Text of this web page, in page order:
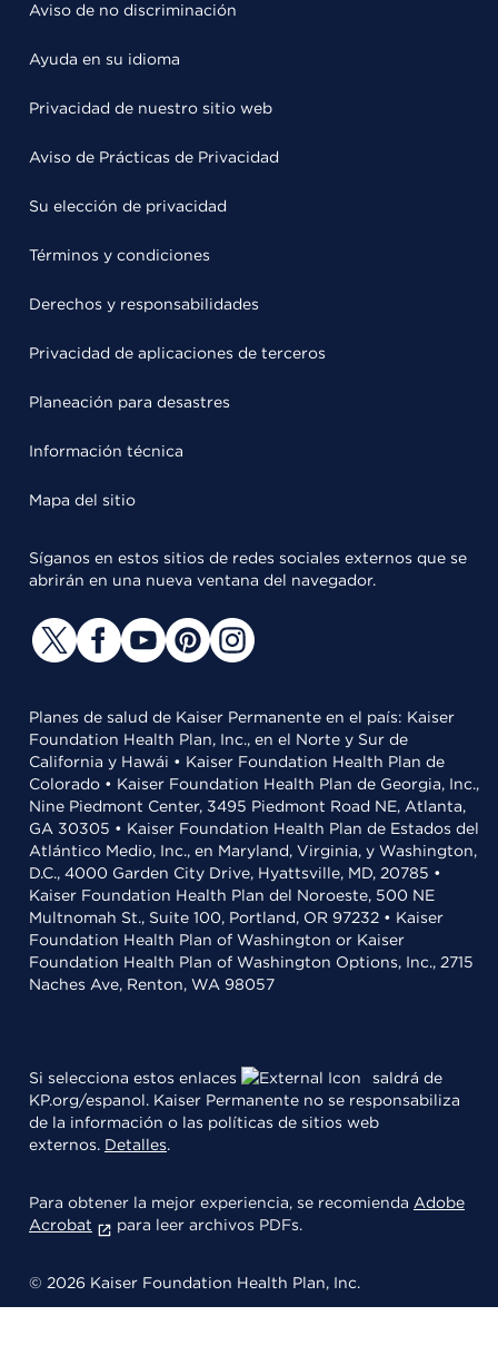
Aviso de no discriminación
Ayuda en su idioma
Privacidad de nuestro sitio web
Aviso de Prácticas de Privacidad
Su elección de privacidad
Términos y condiciones
Derechos y responsabilidades
Privacidad de aplicaciones de terceros
Planeación para desastres
Información técnica
Mapa del sitio
Síganos en estos sitios de redes sociales externos que se
abrirán en una nueva ventana del navegador.
Planes de salud de Kaiser Permanente en el país: Kaiser
Foundation Health Plan, Inc., en el Norte y Sur de
California y Hawái • Kaiser Foundation Health Plan de
Colorado • Kaiser Foundation Health Plan de Georgia, Inc.,
Nine Piedmont Center, 3495 Piedmont Road NE, Atlanta,
GA 30305 • Kaiser Foundation Health Plan de Estados del
Atlántico Medio, Inc., en Maryland, Virginia, y Washington,
D.C., 4000 Garden City Drive, Hyattsville, MD, 20785 •
Kaiser Foundation Health Plan del Noroeste, 500 NE
Multnomah St., Suite 100, Portland, OR 97232 • Kaiser
Foundation Health Plan of Washington or Kaiser
Foundation Health Plan of Washington Options, Inc., 2715
Naches Ave, Renton, WA 98057
Si selecciona estos enlaces
saldrá de
KP.org/espanol. Kaiser Permanente no se responsabiliza
de la información o las políticas de sitios web
externos. Detalles.
Para obtener la mejor experiencia, se recomienda Adobe
Acrobat
para leer archivos PDFs.
© 2026 Kaiser Foundation Health Plan, Inc.